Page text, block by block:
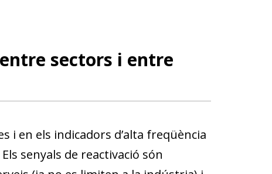
sectors i entre
i en els indicadors d’alta freqüència
senyals de reactivació són